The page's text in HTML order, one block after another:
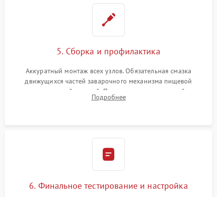
5. Сборка и профилактика
Аккуратный монтаж всех узлов. Обязательная смазка
движущихся частей заварочного механизма пищевой
силиконовой смазкой. Проведение программной
декальцинации и очистки системы от кофейных масел.
Подробнее
6. Финальное тестирование и настройка